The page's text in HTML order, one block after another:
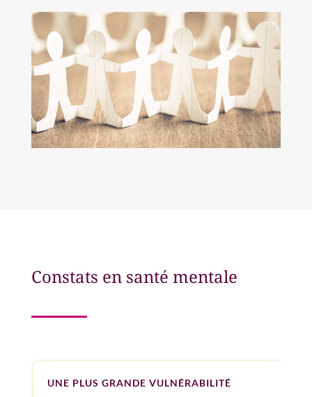
Constats en santé mentale
UNE PLUS GRANDE VULNÉRABILITÉ